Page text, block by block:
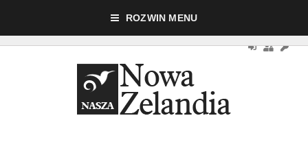
ROZWIN MENU
Nasza strona używa ciasteczek (cookies), dzięki którym nasz serwis może działać